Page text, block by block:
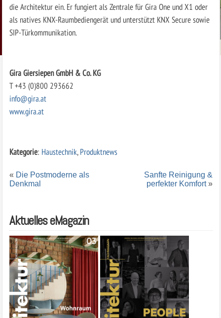
die Architektur ein. Er fungiert als Zentrale für Gira One und X1 oder
als natives KNX-Raumbediengerät und unterstützt KNX Secure sowie
SIP-Türkommunikation.
Gira Giersiepen GmbH & Co. KG
T +43 (0)800 293662
info@gira.at
www.gira.at
Kategorie: Haustechnik, Produktnews
« Die Postmoderne als
Denkmal
Sanfte Reinigung &
perfekter Komfort»
Aktuelles eMagazin